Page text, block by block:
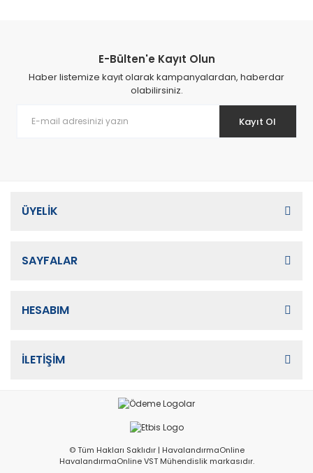
E-Bülten'e Kayıt Olun
Haber listemize kayıt olarak kampanyalardan, haberdar
olabilirsiniz.
Kayıt Ol
ÜYELİK
SAYFALAR
HESABIM
İLETİŞİM
© Tüm Hakları Saklıdır | HavalandırmaOnline
HavalandırmaOnline VST Mühendislik markasıdır.